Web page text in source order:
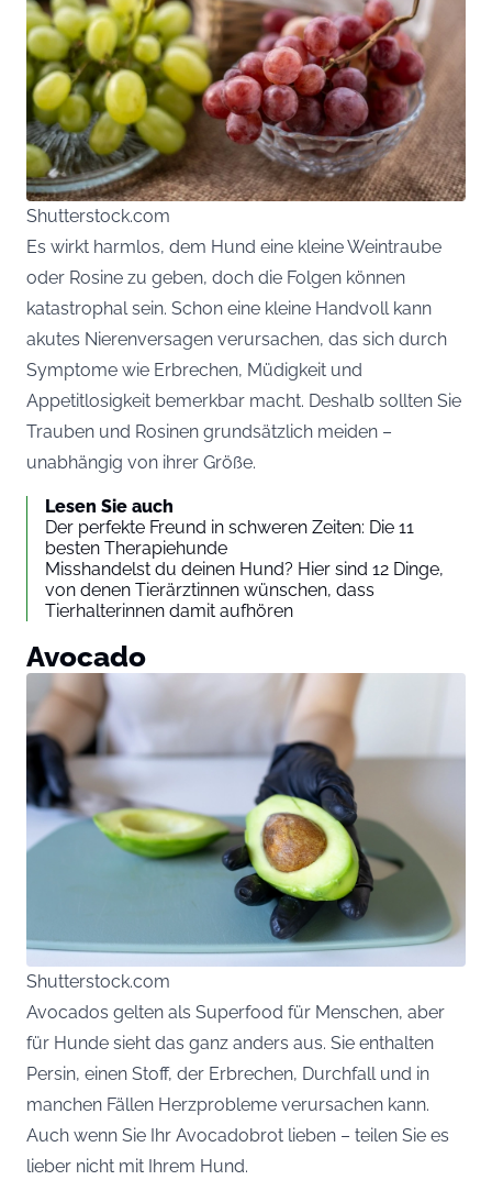
Shutterstock.com
Es wirkt harmlos, dem Hund eine kleine Weintraube
oder Rosine zu geben, doch die Folgen können
katastrophal sein. Schon eine kleine Handvoll kann
akutes Nierenversagen verursachen, das sich durch
Symptome wie Erbrechen, Müdigkeit und
Appetitlosigkeit bemerkbar macht. Deshalb sollten Sie
Trauben und Rosinen grundsätzlich meiden –
unabhängig von ihrer Größe.
Lesen Sie auch
Der perfekte Freund in schweren Zeiten: Die 11
besten Therapiehunde
Misshandelst du deinen Hund? Hier sind 12 Dinge,
von denen Tierärztinnen wünschen, dass
Tierhalterinnen damit aufhören
Avocado
Shutterstock.com
Avocados gelten als Superfood für Menschen, aber
für Hunde sieht das ganz anders aus. Sie enthalten
Persin, einen Stoff, der Erbrechen, Durchfall und in
manchen Fällen Herzprobleme verursachen kann.
Auch wenn Sie Ihr Avocadobrot lieben – teilen Sie es
lieber nicht mit Ihrem Hund.